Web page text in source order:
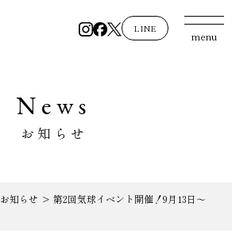
LINE
menu
News
お知らせ
お知らせ > 第2回気球イベント開催！9月13日～